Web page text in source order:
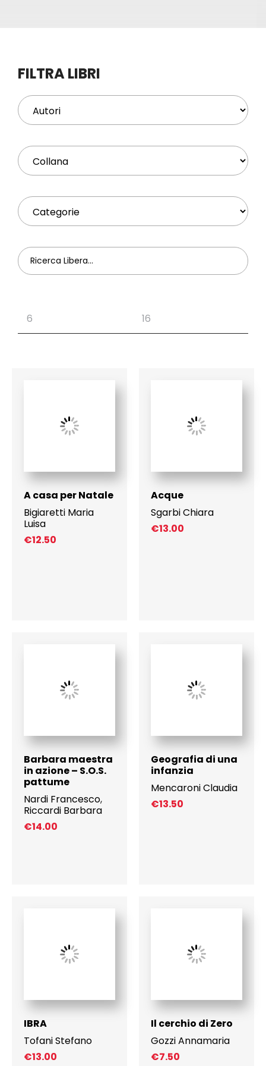
Profilo
FILTRA LIBRI
A casa per Natale
Bigiaretti Maria
Luisa
€12.50
Acque
Sgarbi Chiara
€13.00
Barbara maestra
in azione – S.O.S.
pattume
Nardi Francesco,
Riccardi Barbara
€14.00
Geografia di una
infanzia
Mencaroni Claudia
€13.50
IBRA
Tofani Stefano
€13.00
Il cerchio di Zero
Gozzi Annamaria
€7.50